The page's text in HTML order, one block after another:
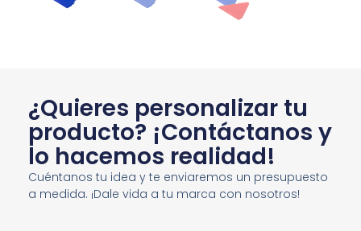
¿Quieres personalizar tu
producto? ¡Contáctanos y
lo hacemos realidad!
Cuéntanos tu idea y te enviaremos un presupuesto
a medida. ¡Dale vida a tu marca con nosotros!